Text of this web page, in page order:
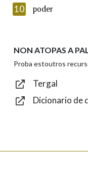
Introduce o código
Texto de verificación
10 poder
NON ATOPAS A
Proba estoutros
Tergal
Dicionario de